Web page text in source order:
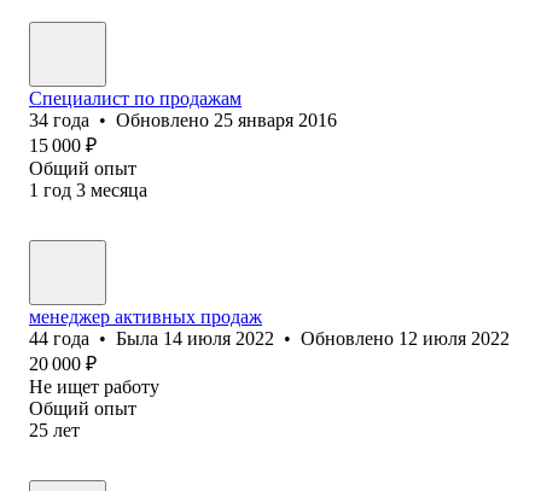
Специалист по продажам
34 года • Обновлено 25 января 2016
15 000 ₽
Общий опыт
1 год 3 месяца
менеджер активных продаж
44 года • Была 14 июля 2022 • Обновлено 12 июля 2022
20 000 ₽
Не ищет работу
Общий опыт
25 лет